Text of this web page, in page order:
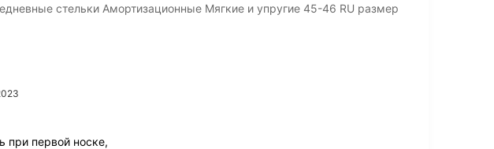
стельки Амортизационные Мягкие и упругие 45-46 RU размер
при первой носке,